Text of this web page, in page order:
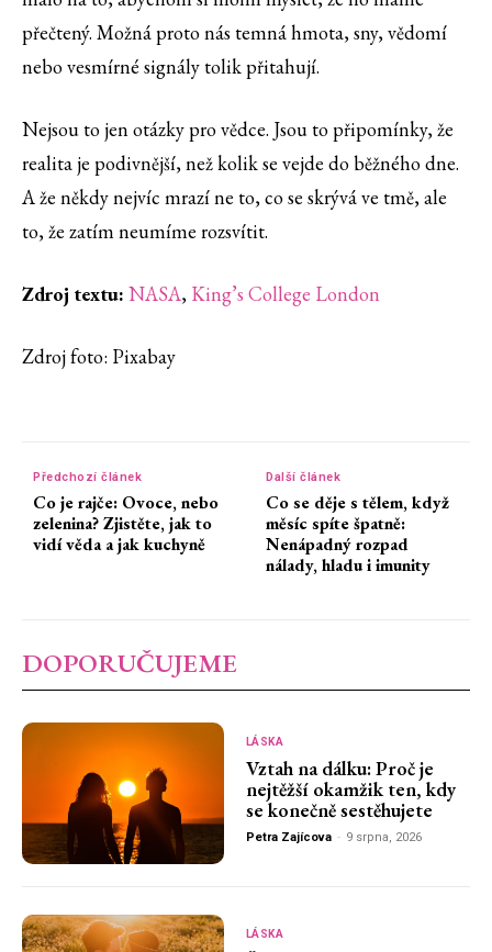
přečtený. Možná proto nás temná hmota, sny, vědomí
nebo vesmírné signály tolik přitahují.
Nejsou to jen otázky pro vědce. Jsou to připomínky, že
realita je podivnější, než kolik se vejde do běžného dne.
A že někdy nejvíc mrazí ne to, co se skrývá ve tmě, ale
to, že zatím neumíme rozsvítit.
Zdroj textu: NASA, King’s College London
Zdroj foto: Pixabay
Předchozí článek
Co je rajče: Ovoce, nebo
zelenina? Zjistěte, jak to
vidí věda a jak kuchyně
Další článek
Co se děje s tělem, když
měsíc spíte špatně:
Nenápadný rozpad
nálady, hladu i imunity
DOPORUČUJEME
LÁSKA
Vztah na dálku: Proč je
nejtěžší okamžik ten, kdy
se konečně sestěhujete
Petra Zajícova - 9 srpna, 2026
LÁSKA